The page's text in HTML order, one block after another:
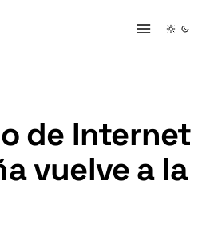
de Internet
vuelve a la